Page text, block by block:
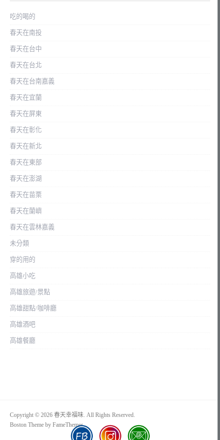
吃的喝的
春天在南投
春天在台中
春天在台北
春天在台南嘉義
春天在宜蘭
春天在屏東
春天在彰化
春天在新北
春天在東部
春天在澎湖
春天在苗栗
春天在蘭嶼
春天在雲林嘉義
未分類
穿的用的
高雄小吃
高雄旅遊/景點
高雄甜點/咖啡廳
高雄酒吧
高雄餐廳
Copyright © 2026 春天幸福味. All Rights Reserved.
Boston Theme by FameThemes